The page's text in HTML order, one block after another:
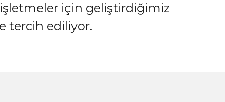
için geliştirdiğimiz
tercih ediliyor.